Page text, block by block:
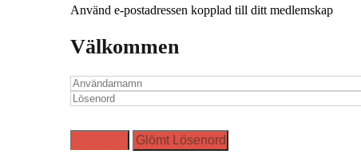
Använd e-postadressen kopplad till ditt medlemskap
Välkommen